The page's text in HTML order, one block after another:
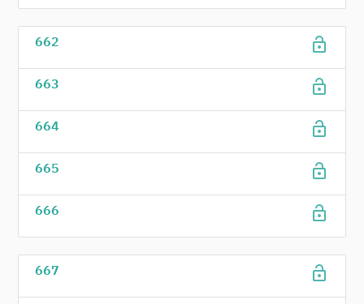
662 lock_open
663 lock_open
664 lock_open
665 lock_open
666 lock_open
667 lock_open